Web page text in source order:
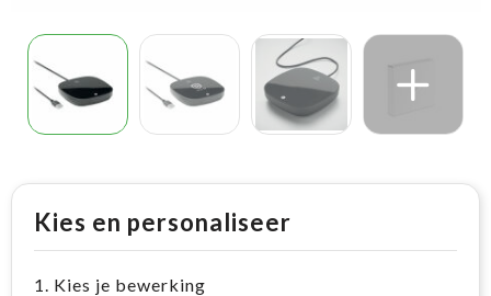
Kies en personaliseer
1. Kies je bewerking